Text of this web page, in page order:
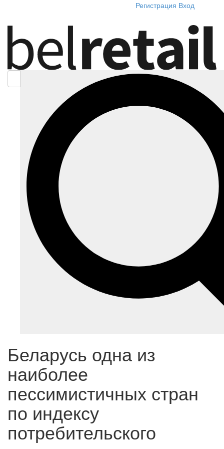
Регистрация Вход
Беларусь одна из
наиболее
пессимистичных стран
по индексу
потребительского